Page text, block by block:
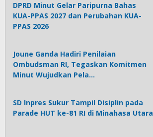
DPRD Minut Gelar Paripurna Bahas
KUA-PPAS 2027 dan Perubahan KUA-
PPAS 2026
Joune Ganda Hadiri Penilaian
Ombudsman RI, Tegaskan Komitmen
Minut Wujudkan Pela…
SD Inpres Sukur Tampil Disiplin pada
Parade HUT ke-81 RI di Minahasa Utara